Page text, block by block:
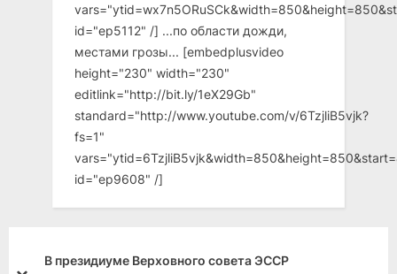
id="ep5112" /] ...по области дожди,
местами грозы... [embedplusvideo
height="230" width="230"
editlink="http://bit.ly/1eX29Gb"
standard="http://www.youtube.com/v/6TzjliB5vjk?
fs=1"
id="ep9608" /]
Учение и труд — Родине!